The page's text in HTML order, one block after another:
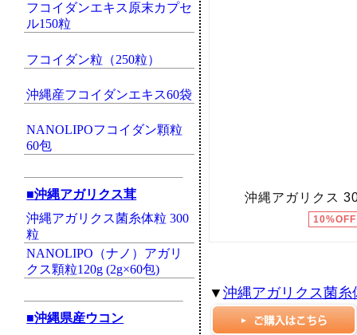
フコイダンエキス原末カプセ
ル150粒
フコイダン粒（250粒）
沖縄産フコイダンエキス60袋
NANOLIPOフコイダン顆粒
60包
■沖縄アガリクス茸
沖縄アガリクス菌糸体粒 300
粒
NANOLIPO（ナノ）アガリ
クス顆粒120g (2g×60包)
■沖縄県産ウコン
▼ 沖縄アガリクス菌糸